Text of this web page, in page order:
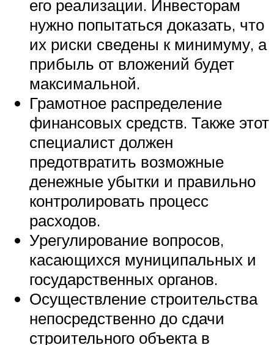
его реализации. Инвесторам
нужно попытаться доказать, что
их риски сведены к минимуму, а
прибыль от вложений будет
максимальной.
Грамотное распределение
финансовых средств. Также этот
специалист должен
предотвратить возможные
денежные убытки и правильно
контролировать процесс
расходов.
Урегулирование вопросов,
касающихся муниципальных и
государственных органов.
Осуществление строительства
непосредственно до сдачи
строительного объекта в